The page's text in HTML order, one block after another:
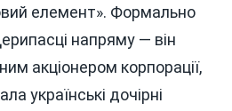
елемент». Формально
напряму — він
акціонером корпорації,
українські дочірні